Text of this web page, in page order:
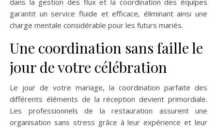
dans la gestion des flux et la coordination des équipes
garantit un service fluide et efficace, éliminant ainsi une
charge mentale considérable pour les futurs mariés.
Une coordination sans faille le
jour de votre célébration
Le jour de votre mariage, la coordination parfaite des
différents éléments de la réception devient primordiale.
Les professionnels de la restauration assurent une
organisation sans stress grâce à leur expérience et leur